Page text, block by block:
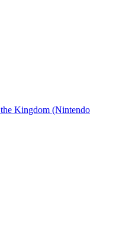
Kingdom (Nintendo